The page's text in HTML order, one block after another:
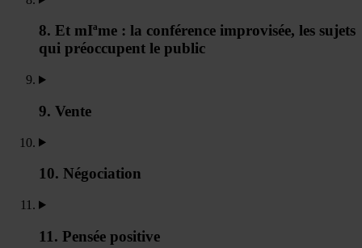
8. Et mIªme : la conférence improvisée, les sujets
qui préoccupent le public
9. Vente
10. Négociation
11. Pensée positive